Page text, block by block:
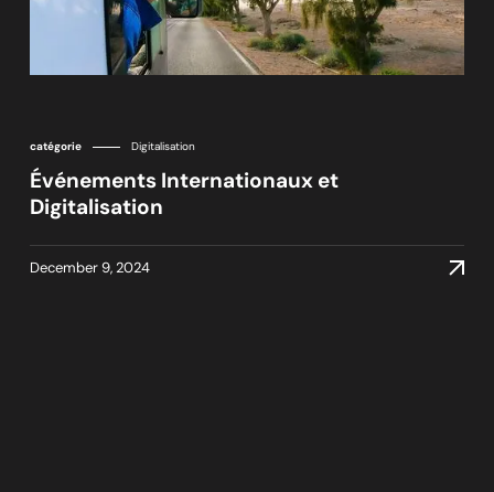
catégorie Digitalisation
Événements Internationaux et
Digitalisation
December 9, 2024